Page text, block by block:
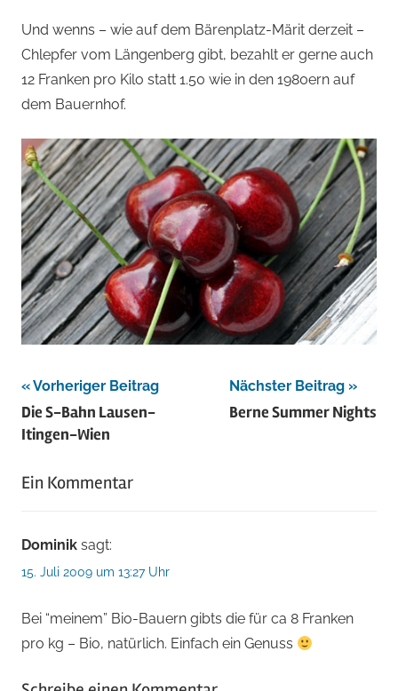
Jacomet
Und wenns – wie auf dem Bärenplatz-Märit derzeit –
Chlepfer vom Längenberg gibt, bezahlt er gerne auch
12 Franken pro Kilo statt 1.50 wie in den 1980ern auf
dem Bauernhof.
Beitragsnavigation
Vorheriger Beitrag
Die S-Bahn Lausen-
Itingen-Wien
Nächster Beitrag
Berne Summer Nights
Ein Kommentar
Dominik sagt:
15. Juli 2009 um 13:27 Uhr
Bei “meinem” Bio-Bauern gibts die für ca 8 Franken
pro kg – Bio, natürlich. Einfach ein Genuss